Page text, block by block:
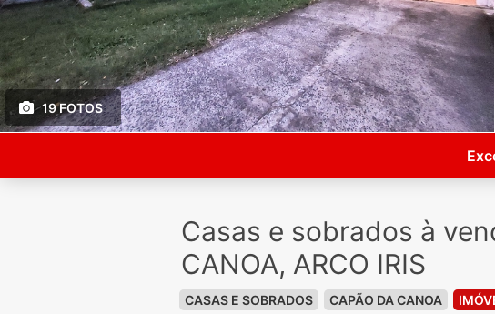
19 FOTOS
Casas e sobrados à
CANOA, ARCO IRIS
CASAS E SOBRADOS CAPÃO DA CANOA